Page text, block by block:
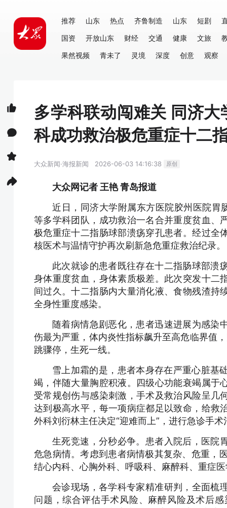
推荐 山东 热点 齐鲁制造 山东 短剧
国资
开放山东 财经 交通 健康 文旅
果然视频
青未了 灵境 深度 创意 观察
多学科联动闯难关 同济
科成功救治极危重症十二
大众新闻·海报新闻 2026-06-03 14:16:38 原创
大众网记者 王艳 青岛报道
近日，同济大学附属东方医院胶州医院胃
等多学科团队，成功救治一名合并重度贫血、
极危重症十二指肠球部溃疡穿孔患者。经过全
核医术与温情守护再次刷新急危重症救治纪录。
此次就诊的患者既往存在十二指肠球部溃
身体重度贫血，身体素质极差。此次突发十二
间过久。十二指肠内大量消化液、食物残渣持
全身性重度感染。
随着病情急剧恶化，患者迅速进展为感染
伤最为严重，体内炎性指标飙升至高危临界值
跳骤停，生死一线。
雪上加霜的是，患者本身存在严重心脏基
竭，伴随大量胸腔积液。四级心功能衰竭属于
受常规创伤与感染刺激，手术及救治风险呈几
达到极高水平，每一项病症都足以致命，给救
外科刘衍林主任决定“迎难而上”，进行急诊手术
生死竞速，分秒必争。患者入院后，医院
危急病情。考虑到患者病情极其复杂、危重，
结心内科、心胸外科、呼吸科、麻醉科、重症
会诊现场，各学科专家精准研判，全面梳
问题，综合评估手术风险、麻醉风险及术后